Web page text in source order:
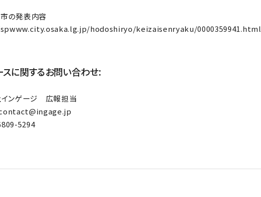
の発表内容
hodoshiryo/keizaisenryaku/0000359941.html
スに関するお問い合わせ:
ンゲージ 広報担当
5294